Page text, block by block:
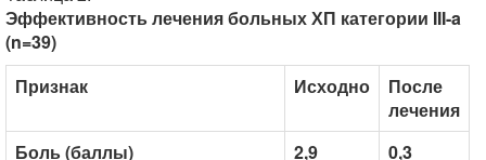
Эффективность лечения больных ХП категории III-a
(n=39)
Признак
Исходно
После
лечения
Боль (баллы)
2,9
0,3